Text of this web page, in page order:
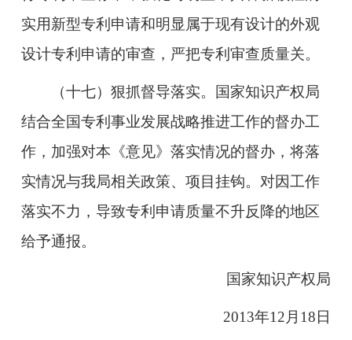
实用新型专利申请和明显属于现有设计的外观
设计专利申请的审查，严把专利审查质量关。
（十七）狠抓督导落实。国家知识产权局
结合全国专利事业发展战略推进工作的督办工
作，加强对本《意见》落实情况的督办，将落
实情况与我局相关政策、项目挂钩。对因工作
落实不力，导致专利申请质量不升反降的地区
给予通报。
国家知识产权局
2013年12月18日